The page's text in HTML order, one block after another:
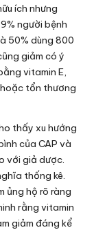
ích nhưng
người bệnh
50% dùng 800
giảm có ý
vitamin E,
tổn thương
thấy xu hướng
của CAP và
với giả dược.
thống kê.
ủng hộ rõ ràng
rằng vitamin
giảm đáng kể